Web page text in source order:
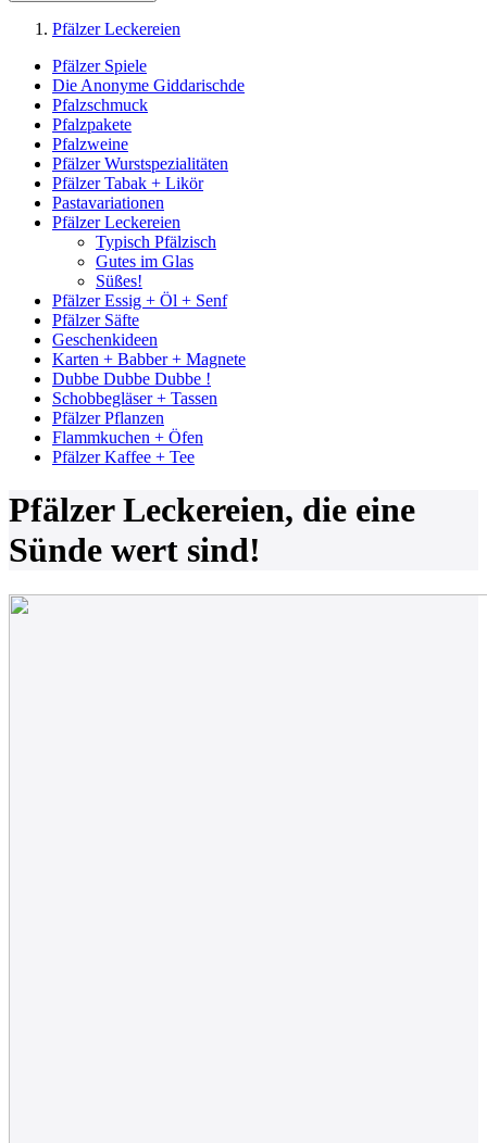
Pfälzer Leckereien
Pfälzer Spiele
Die Anonyme Giddarischde
Pfalzschmuck
Pfalzpakete
Pfalzweine
Pfälzer Wurstspezialitäten
Pfälzer Tabak + Likör
Pastavariationen
Pfälzer Leckereien
Typisch Pfälzisch
Gutes im Glas
Süßes!
Pfälzer Essig + Öl + Senf
Pfälzer Säfte
Geschenkideen
Karten + Babber + Magnete
Dubbe Dubbe Dubbe !
Schobbegläser + Tassen
Pfälzer Pflanzen
Flammkuchen + Öfen
Pfälzer Kaffee + Tee
Pfälzer Leckereien, die eine
Sünde wert sind!